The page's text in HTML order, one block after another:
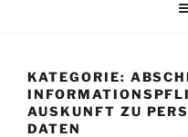
KATEGORIE:
AUSKUNFT ZU
DATEN